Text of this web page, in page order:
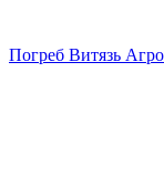
Погреб Витязь